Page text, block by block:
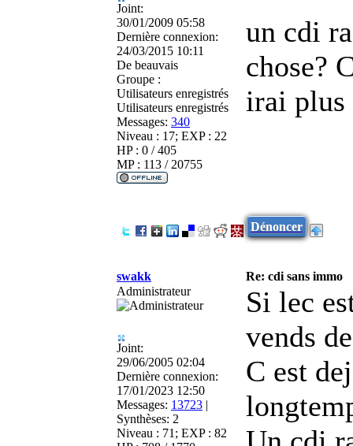
Joint:
30/01/2009 05:58
Dernière connexion:
24/03/2015 10:11
De beauvais
Groupe :
Utilisateurs enregistrés
Utilisateurs enregistrés
Messages: 340
Niveau : 17; EXP : 22
HP : 0 / 405
MP : 113 / 20755
un cdi
chose?
irai plus
Dénoncer
swakk
Re: cdi sans immo
Administrateur
Joint:
29/06/2005 02:04
Dernière connexion:
17/01/2023 12:50
Messages: 13723 |
Synthèses: 2
Niveau : 71; EXP : 82
Si lec
vends
C est